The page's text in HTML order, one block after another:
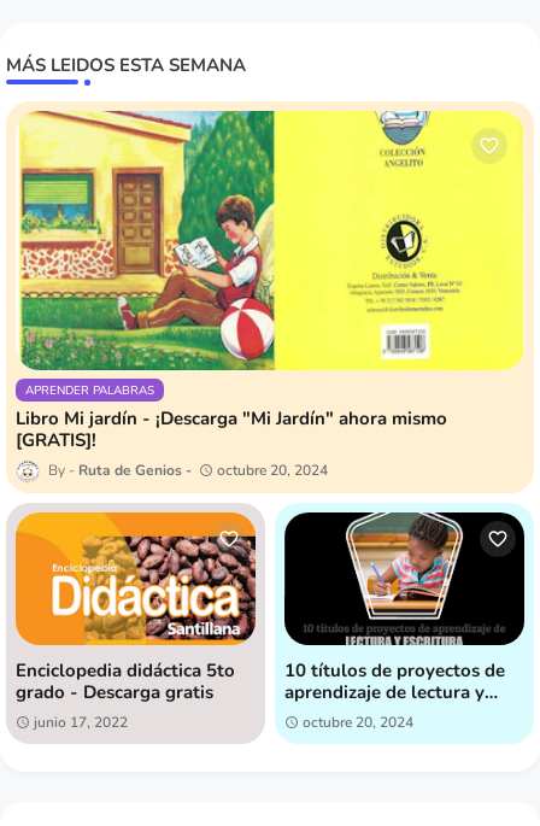
MÁS LEIDOS ESTA SEMANA
APRENDER PALABRAS
Libro Mi jardín - ¡Descarga "Mi Jardín" ahora mismo
[GRATIS]!
Ruta de Genios octubre 20, 2024
Enciclopedia didáctica 5to
grado - Descarga gratis
junio 17, 2022
10 títulos de proyectos de
aprendizaje de lectura y
escritura, pensados para
fomentar la creatividad y el
octubre 20, 2024